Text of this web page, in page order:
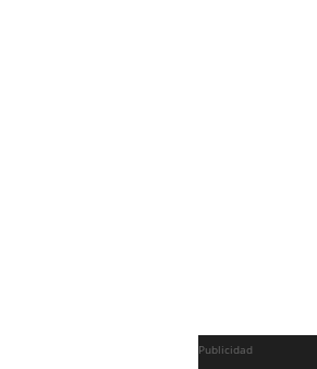
Publicidad